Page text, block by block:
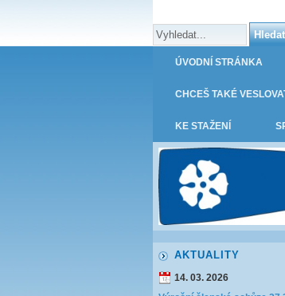
ÚVODNÍ STRÁNKA
CHCEŠ TAKÉ
KE STAŽENÍ
AKTUALITY
14. 03. 2026